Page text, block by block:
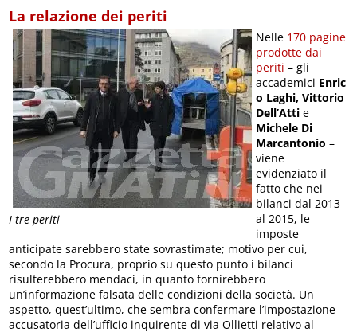
La relazione dei periti
I tre periti
Nelle 170 pagine
prodotte dai
periti – gli
accademici Enric
o Laghi, Vittorio
Dell’Atti e
Michele Di
Marcantonio –
viene
evidenziato il
fatto che nei
bilanci dal 2013
al 2015, le
imposte
anticipate sarebbero state sovrastimate; motivo per cui,
secondo la Procura, proprio su questo punto i bilanci
risulterebbero mendaci, in quanto fornirebbero
un’informazione falsata delle condizioni della società. Un
aspetto, quest’ultimo, che sembra confermare l’impostazione
accusatoria dell’ufficio inquirente di via Ollietti relativo al